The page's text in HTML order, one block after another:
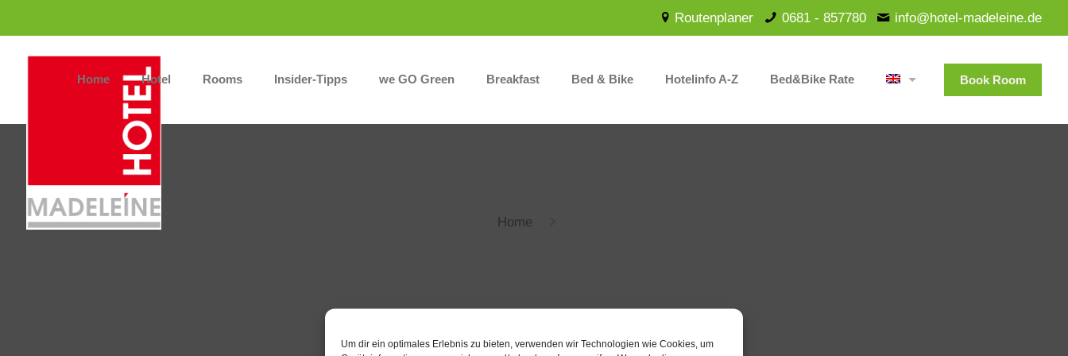
Um dir ein optimales Erlebnis zu bieten, verwenden wir Technologien wie Cookies, um
Routenplaner 0681 - 857780 info@hotel-madeleine.de
Home Hotel Rooms Insider-Tipps we GO Green Breakfast Bed & Bike Hotelinfo A-Z Bed&Bike Rate Book Room
Home